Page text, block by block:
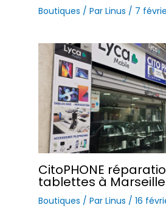
Boutiques / Par Linus / 7
CitoPHONE
tablettes à Marseille
Boutiques / Par Linus / 16